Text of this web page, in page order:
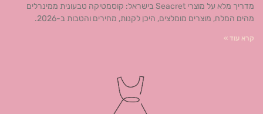
מדריך מלא על מוצרי Seacret בישראל: קוסמטיקה טבעונית ממינרלים
מהים המלח, מוצרים מומלצים, היכן לקנות, מחירים והטבות ב-2026.
קרא עוד »